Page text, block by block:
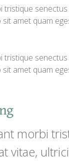
tristique
amet quam
tristique
amet quam
morbi
vitae,